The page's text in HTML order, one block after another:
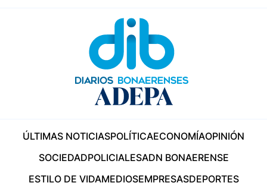
ÚLTIMAS NOTICIASPOLÍTICAECONOMÍAOPINIÓN
SOCIEDADPOLICIALESADN BONAERENSE
ESTILO DE VIDAMEDIOSEMPRESASDEPORTES